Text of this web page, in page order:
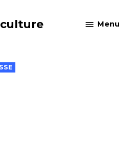
Menu